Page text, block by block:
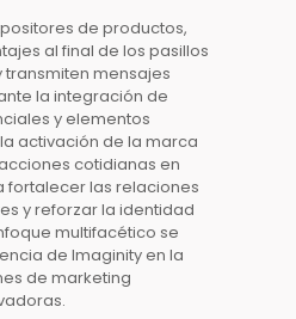
de productos,
al final de los pasillos
mensajes
la integración de
y elementos
laactivación de la marca
cotidianas en
las relaciones
y reforzar la identidad
multifacético se
deImaginityen la
de marketing